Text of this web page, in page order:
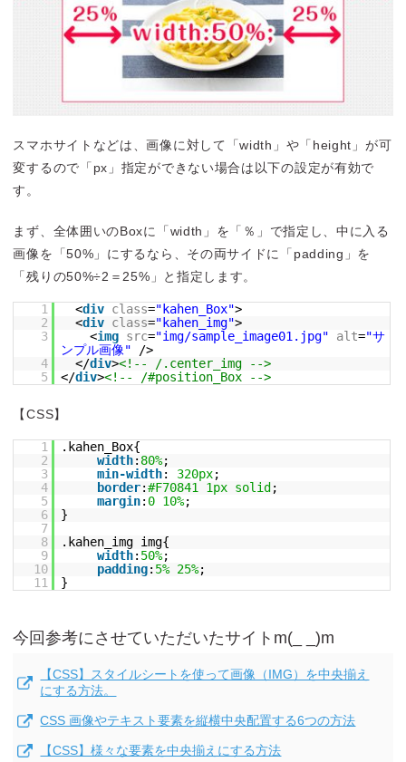
スマホサイトなどは、画像に対して「width」や「height」が可
変するので「px」指定ができない場合は以下の設定が有効で
す。
まず、全体囲いのBoxに「width」を「％」で指定し、中に入る
画像を「50%」にするなら、その両サイドに「padding」を
「残りの50%÷2＝25%」と指定します。
1 <div class="kahen_Box">
2
<div class="kahen_img">
3
<img src="img/sample_image01.jpg" alt="サ
ンプル画像"
/>
4
</div><!-- /.center_img -->
5
</div><!-- /#position_Box -->
【CSS】
1
.kahen_Box{
2
width: 80%;
3
min-width: 320px;
4
border:#F70841 1px solid ;
5
margin: 0 10%;
6
}
7
8
.kahen_img img{
9
width: 50%;
10
padding: 5% 25%;
11
}
今回参考にさせていただいたサイトm(_ _)m
【CSS】スタイルシートを使って画像（IMG）を中央揃え
にする方法。
CSS 画像やテキスト要素を縦横中央配置する6つの方法
【CSS】様々な要素を中央揃えにする方法